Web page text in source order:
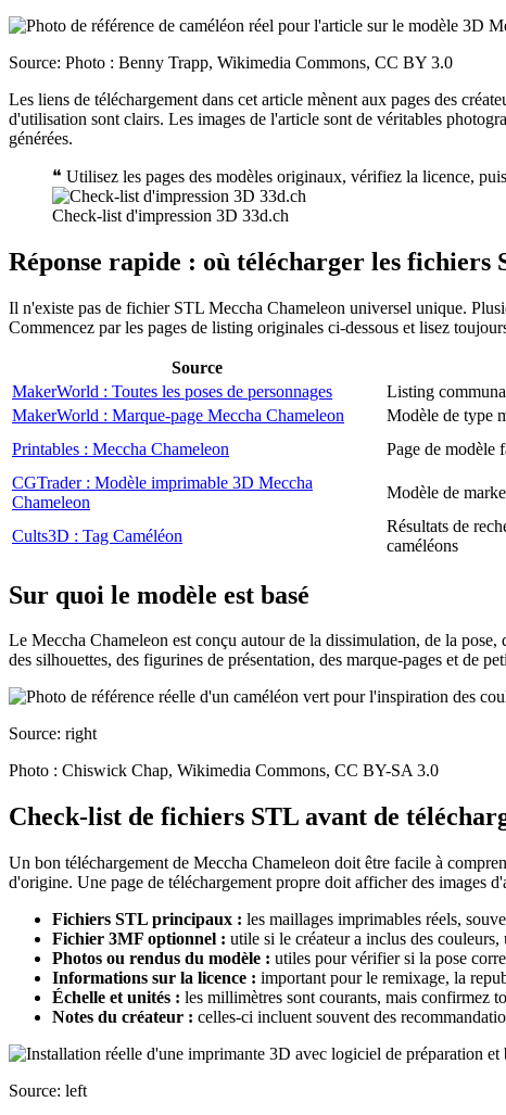
Source: Photo : Benny Trapp, Wikimedia Commons, CC BY 3.0
Les liens de téléchargement dans cet article mènent aux pages des
d'utilisation sont clairs. Les images de l'article sont de véritables
générées.
❝ Utilisez les pages des modèles originaux, vérifiez la licence,
Check-list d'impression 3D 33d.ch
Réponse rapide : où télécharger les fichiers
Il n'existe pas de fichier STL Meccha Chameleon universel unique.
Commencez par les pages de listing originales ci-dessous et lisez
Source
MakerWorld : Toutes les poses de personnages
Listing
MakerWorld : Marque-page Meccha Chameleon
Modèle de type
Printables : Meccha Chameleon
Page de modèle
CGTrader : Modèle imprimable 3D Meccha
Chameleon
Modèle de
Cults3D : Tag Caméléon
Résultats de
caméléons
Sur quoi le modèle est basé
Le Meccha Chameleon est conçu autour de la dissimulation, de la
des silhouettes, des figurines de présentation, des marque-pages et de
Source: right
Photo : Chiswick Chap, Wikimedia Commons, CC BY-SA 3.0
Check-list de fichiers STL avant de
Un bon téléchargement de Meccha Chameleon doit être facile à
d'origine. Une page de téléchargement propre doit afficher des images
Fichiers STL principaux : les maillages imprimables réels,
Fichier 3MF optionnel : utile si le créateur a inclus des
Photos ou rendus du modèle : utiles pour vérifier si la pose
Informations sur la licence : important pour le remixage, la
Échelle et unités : les millimètres sont courants, mais confirmez
Notes du créateur : celles-ci incluent souvent des
Source: left